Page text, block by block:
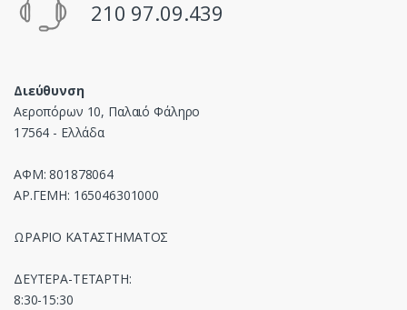
210 97.09.439
Διεύθυνση
Αεροπόρων 10, Παλαιό Φάληρο
17564 - Ελλάδα
ΑΦΜ: 801878064
ΑΡ.ΓΕΜΗ: 165046301000
ΩΡΑΡΙΟ ΚΑΤΑΣΤΗΜΑΤΟΣ
ΔΕΥΤΕΡΑ-ΤΕΤΑΡΤΗ:
8:30-15:30